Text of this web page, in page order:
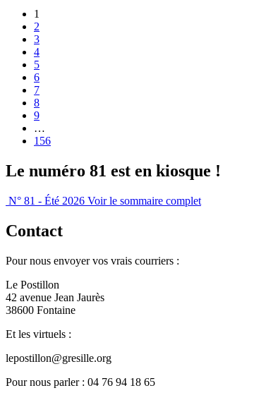
1
2
3
4
5
6
7
8
9
…
156
Le numéro 81 est en kiosque !
N° 81 - Été 2026 Voir le sommaire complet
Contact
Pour nous envoyer vos vrais courriers :
Le Postillon
42 avenue Jean Jaurès
38600 Fontaine
Et les virtuels :
lepostillon@gresille.org
Pour nous parler : 04 76 94 18 65